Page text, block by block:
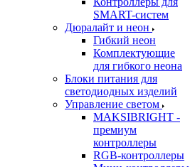
SMART-систем
Дюралайт и неон
Гибкий неон
Комплектующие
для гибкого неона
Блоки питания для
светодиодных изделий
Управление светом
MAKSIBRIGHT -
премиум
контроллеры
RGB-контроллеры